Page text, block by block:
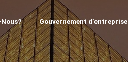
Gouvernement d’entreprise